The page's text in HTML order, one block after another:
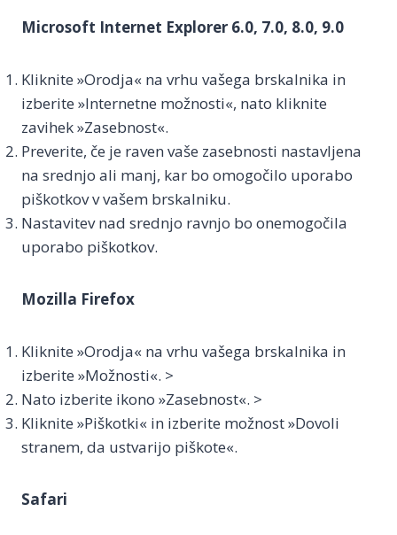
Microsoft Internet Explorer 6.0, 7.0, 8.0, 9.0
Kliknite »Orodja« na vrhu vašega brskalnika in
izberite »Internetne možnosti«, nato kliknite
zavihek »Zasebnost«.
Preverite, če je raven vaše zasebnosti nastavljena
na srednjo ali manj, kar bo omogočilo uporabo
piškotkov v vašem brskalniku.
Nastavitev nad srednjo ravnjo bo onemogočila
uporabo piškotkov.
Mozilla Firefox
Kliknite »Orodja« na vrhu vašega brskalnika in
izberite »Možnosti«. >
Nato izberite ikono »Zasebnost«. >
Kliknite »Piškotki« in izberite možnost »Dovoli
stranem, da ustvarijo piškote«.
Safari